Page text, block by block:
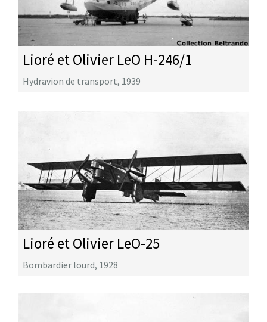
Lioré et Olivier LeO H-246/1
Hydravion de transport, 1939
Lioré et Olivier LeO-25
Bombardier lourd, 1928